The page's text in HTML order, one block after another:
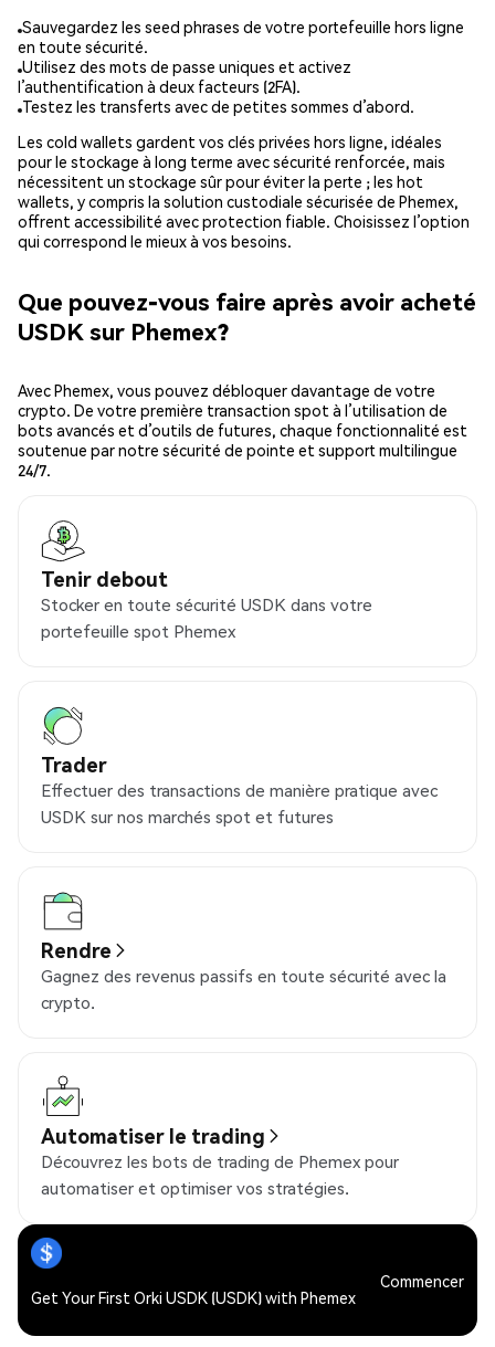
Sauvegardez les seed phrases de votre portefeuille hors ligne
en toute sécurité.
Utilisez des mots de passe uniques et activez
l’authentification à deux facteurs (2FA).
Testez les transferts avec de petites sommes d’abord.
Les cold wallets gardent vos clés privées hors ligne, idéales
pour le stockage à long terme avec sécurité renforcée, mais
nécessitent un stockage sûr pour éviter la perte ; les hot
wallets, y compris la solution custodiale sécurisée de Phemex,
offrent accessibilité avec protection fiable. Choisissez l’option
qui correspond le mieux à vos besoins.
Que pouvez-vous faire après avoir acheté
USDK sur Phemex?
Avec Phemex, vous pouvez débloquer davantage de votre
crypto. De votre première transaction spot à l’utilisation de
bots avancés et d’outils de futures, chaque fonctionnalité est
soutenue par notre sécurité de pointe et support multilingue
24/7.
Tenir debout
Stocker en toute sécurité USDK dans votre
portefeuille spot Phemex
Trader
Effectuer des transactions de manière pratique avec
USDK sur nos marchés spot et futures
Rendre
Gagnez des revenus passifs en toute sécurité avec la
crypto.
Automatiser le trading
Découvrez les bots de trading de Phemex pour
automatiser et optimiser vos stratégies.
Get Your First Orki USDK (USDK) with Phemex
Commencer